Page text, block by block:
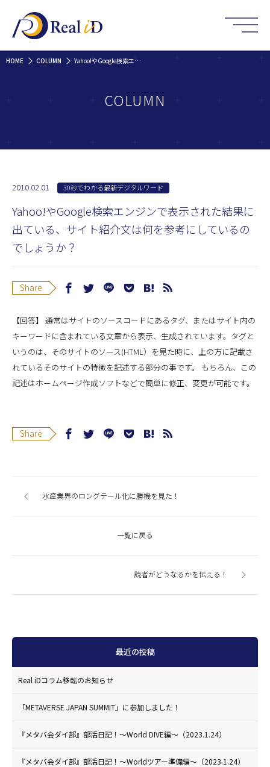
HOME COLUMN Yahoo!やGoogle検索エンジンで表示された結果に出ている、サイト紹介文は何を参考にしているのでしょうか？
COLUMN
2010.02.01 30秒でわかる最新デジタルワード
Yahoo!やGoogle検索エンジンで表示された結果に
出ている、サイト紹介文は何を参考にしているの
でしょうか？
Share
【回答】 通常はサイトのソースコードにあるタグ、またはサイト内の
キーワードに含まれている文章から表示、生成されています。タグと
いうのは、そのサイトのソース(HTML）を見た時に、上の方に記載さ
れているそのサイトの特徴を記述する部分の事です。 もちろん、この
記述はホームページ作成ソフトなどで簡単に修正、変更が可能です。
Share
水産業界のロングテール化に勝機を見た！
一覧に戻る
読者がどうなるかを伝える！
最近の投稿
Real iDコラム移転のお知らせ
「METAVERSE JAPAN SUMMIT」に参加しました！
『メタバ会ダイ部』部活日記！〜World DIVE編〜（2023.1.24）
『メタバ会ダイ部』部活日記！〜Worldツアー準備編〜（2023.1.24）